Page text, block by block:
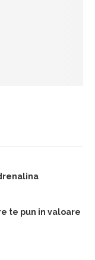
te pun in valoare